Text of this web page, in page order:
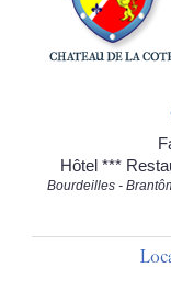
Hôtel ***
Bourdeilles -